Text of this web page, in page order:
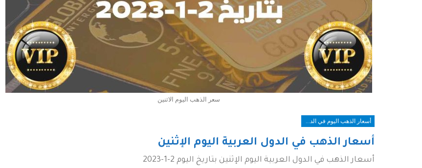
سعر الذهب اليوم الاثنين
أسعار الذهب اليوم في الدول العربية
أسعار الذهب في الدول العربية اليوم الإثنين
أسعار الذهب في الدول العربية اليوم الإثنين بتاريخ اليوم 2-1-2023